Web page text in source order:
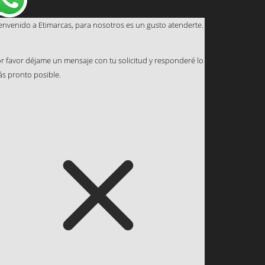
a Etimarcas, para nosotros es un gusto atenderte.
favor déjame un mensaje con tu solicitud y responderé lo
pronto posible.